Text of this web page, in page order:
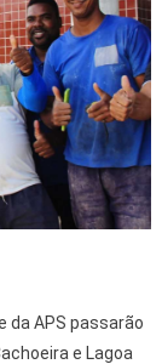
da APS passarão
e Lagoa